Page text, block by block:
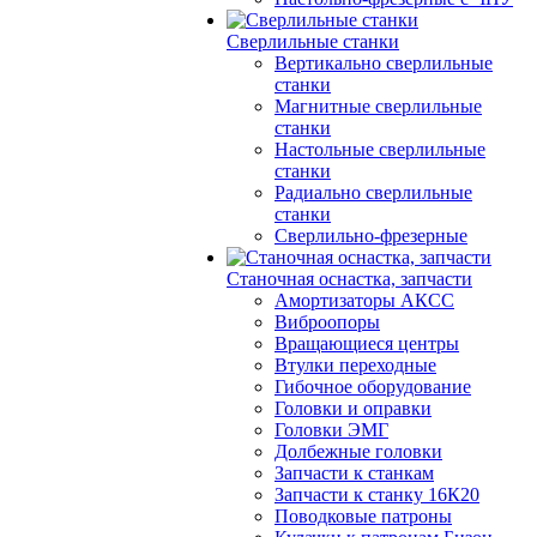
Сверлильные станки
Вертикально сверлильные
станки
Магнитные сверлильные
станки
Настольные сверлильные
станки
Радиально сверлильные
станки
Сверлильно-фрезерные
Станочная оснастка, запчасти
Амортизаторы АКСС
Виброопоры
Вращающиеся центры
Втулки переходные
Гибочное оборудование
Головки и оправки
Головки ЭМГ
Долбежные головки
Запчасти к станкам
Запчасти к станку 16К20
Поводковые патроны